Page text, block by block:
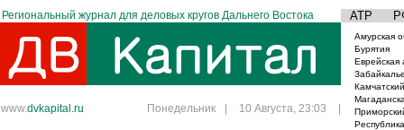
Региональный журнал для деловых кругов Дальнего Востока АТР
www.dvkapital.ru Понедельник | 10 Августа, 23:03 |
Амурская
Бурятия
Еврейская